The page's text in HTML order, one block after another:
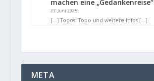
machen eine „Gedankenreise“
27. Juni 2025
[…] Topos: Topo und weitere Infos […]
META